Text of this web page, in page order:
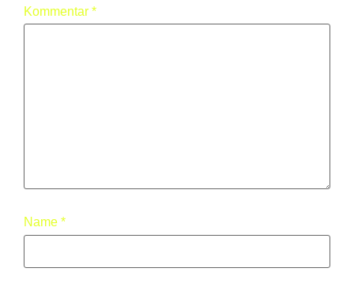
Kommentar *
Name *